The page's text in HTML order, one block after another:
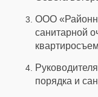
ООО
санитарной
порядка и